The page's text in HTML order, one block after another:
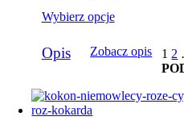
do
184,00zł
Wybierz opcje
produkt
wariantów.
Opcje
Opis Zobacz opis 1 2